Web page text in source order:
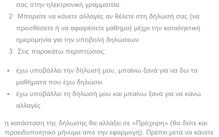
σας στην ηλεκτρονική γραμματεία.
Μπορείτε να κάνετε αλλαγές αν θέλετε στη δήλωσή σας (να
προσθέσετε ή να αφαιρέσετε μάθημα) μέχρι την καταληκτική
ημερομηνία για την υποβολή δηλώσεων.
Στις παρακάτω περιπτώσεις:
έχω υποβάλλει την δήλωσή μου, μπαίνω ξανά για να δω τα
μαθήματα που έχω δηλώσει
έχω υποβάλλει τη δήλωσή μου και μπαίνω ξανά για να κάνω
αλλαγές
η κατάσταση της δήλωσης θα αλλάξει σε «Πρόχειρη» (θα δείτε και
προειδοποιητικό μήνυμα από την εφαρμογή). Πρέπει μετά να κάνετε